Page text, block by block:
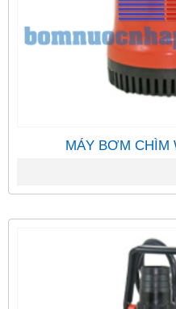
MÁY BƠM CHÌM